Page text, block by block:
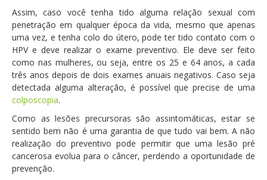
Assim, caso você tenha tido alguma relação sexual com
penetração em qualquer época da vida, mesmo que apenas
uma vez, e tenha colo do útero, pode ter tido contato com o
HPV e deve realizar o exame preventivo. Ele deve ser feito
como nas mulheres, ou seja, entre os 25 e 64 anos, a cada
três anos depois de dois exames anuais negativos. Caso seja
detectada alguma alteração, é possível que precise de uma
colposcopia.
Como as lesões precursoras são assintomáticas, estar se
sentido bem não é uma garantia de que tudo vai bem. A não
realização do preventivo pode permitir que uma lesão pré
cancerosa evolua para o câncer, perdendo a oportunidade de
prevenção.